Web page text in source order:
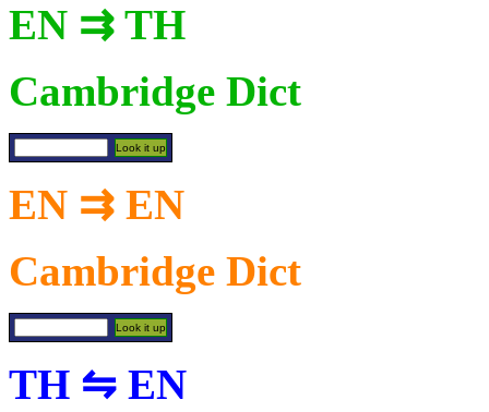
EN ⇉ TH
Cambridge Dict
EN ⇉ EN
Cambridge Dict
TH ⇋ EN